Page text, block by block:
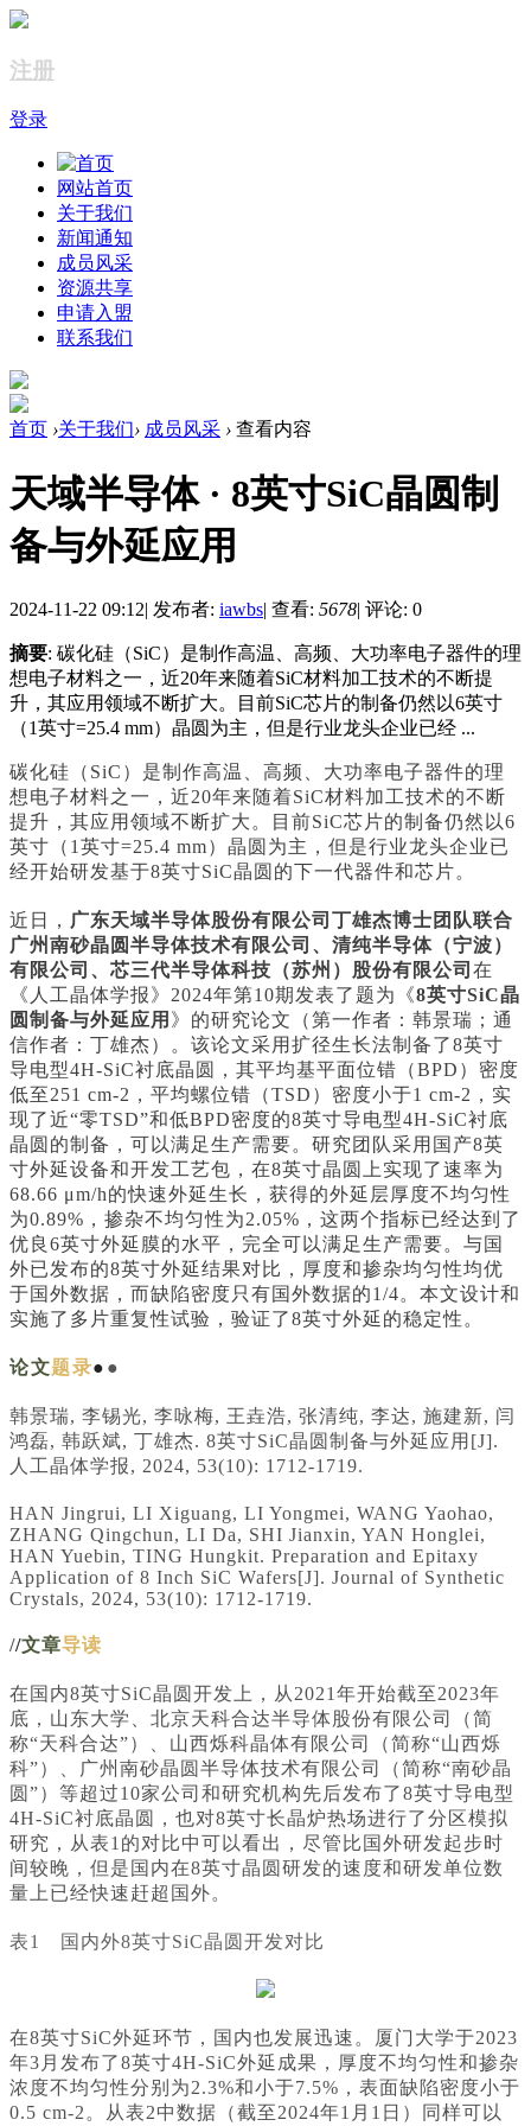
注册
登录
网站首页
关于我们
新闻通知
成员风采
资源共享
申请入盟
联系我们
首页 ›关于我们› 成员风采 › 查看内容
天域半导体 · 8英寸SiC晶圆制
备与外延应用
2024-11-22 09:12| 发布者: iawbs| 查看: 5678| 评论: 0
摘要: 碳化硅（SiC）是制作高温、高频、大功率电子器件的理
想电子材料之一，近20年来随着SiC材料加工技术的不断提
升，其应用领域不断扩大。目前SiC芯片的制备仍然以6英寸
（1英寸=25.4 mm）晶圆为主，但是行业龙头企业已经 ...
碳化硅（SiC）是制作高温、高频、大功率电子器件的理
想电子材料之一，近20年来随着SiC材料加工技术的不断
提升，其应用领域不断扩大。目前SiC芯片的制备仍然以6
英寸（1英寸=25.4 mm）晶圆为主，但是行业龙头企业已
经开始研发基于8英寸SiC晶圆的下一代器件和芯片。
近日， 广东天域半导体股份有限公司丁雄杰博士团队联合
广州南砂晶圆半导体技术有限公司、清纯半导体（宁波）
有限公司、芯三代半导体科技（苏州）股份有限公司 在
《人工晶体学报》2024年第10期发表了题为《8英寸SiC晶
圆制备与外延应用 》的研究论文（第一作者：韩景瑞；通
信作者：丁雄杰）。该论文采用扩径生长法制备了8英寸
导电型4H-SiC衬底晶圆，其平均基平面位错（BPD）密度
低至251 cm-2，平均螺位错（TSD）密度小于1 cm-2，实
现了近“零TSD”和低BPD密度的8英寸导电型4H-SiC衬底
晶圆的制备，可以满足生产需要。研究团队采用国产8英
寸外延设备和开发工艺包，在8英寸晶圆上实现了速率为
68.66 μm/h的快速外延生长，获得的外延层厚度不均匀性
为0.89%，掺杂不均匀性为2.05%，这两个指标已经达到了
优良6英寸外延膜的水平，完全可以满足生产需要。与国
外已发布的8英寸外延结果对比，厚度和掺杂均匀性均优
于国外数据，而缺陷密度只有国外数据的1/4。本文设计和
实施了多片重复性试验，验证了8英寸外延的稳定性。
论文题录● ●
韩景瑞, 李锡光, 李咏梅, 王垚浩, 张清纯, 李达, 施建新, 闫
鸿磊, 韩跃斌, 丁雄杰. 8英寸SiC晶圆制备与外延应用[J].
人工晶体学报, 2024, 53(10): 1712-1719.
HAN Jingrui, LI Xiguang, LI Yongmei, WANG Yaohao,
ZHANG Qingchun, LI Da, SHI Jianxin, YAN Honglei,
HAN Yuebin, TING Hungkit. Preparation and Epitaxy
Application of 8 Inch SiC Wafers[J]. Journal of Synthetic
Crystals, 2024, 53(10): 1712-1719.
//文章导读
在国内8英寸SiC晶圆开发上，从2021年开始截至2023年
底，山东大学、北京天科合达半导体股份有限公司（简
称“天科合达”）、山西烁科晶体有限公司（简称“山西烁
科”）、广州南砂晶圆半导体技术有限公司（简称“南砂晶
圆”）等超过10家公司和研究机构先后发布了8英寸导电型
4H-SiC衬底晶圆，也对8英寸长晶炉热场进行了分区模拟
研究，从表1的对比中可以看出，尽管比国外研发起步时
间较晚，但是国内在8英寸晶圆研发的速度和研发单位数
量上已经快速赶超国外。
表1 国内外8英寸SiC晶圆开发对比
在8英寸SiC外延环节，国内也发展迅速。厦门大学于2023
年3月发布了8英寸4H-SiC外延成果，厚度不均匀性和掺杂
浓度不均匀性分别为2.3%和小于7.5%，表面缺陷密度小于
0.5 cm-2。从表2中数据（截至2024年1月1日）同样可以